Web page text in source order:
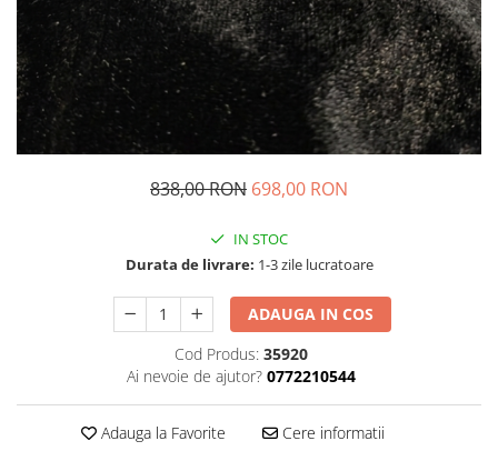
838,00 RON 698,00 RON
IN STOC
Durata de livrare: 1-3 zile lucratoare
ADAUGA IN COS
Cod Produs: 35920
Ai nevoie de ajutor? 0772210544
Adauga la Favorite Cere informatii